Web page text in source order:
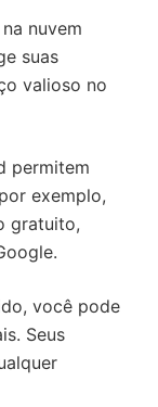
nuvem
suas
valioso no
permitem
exemplo,
gratuito,
você pode
Seus